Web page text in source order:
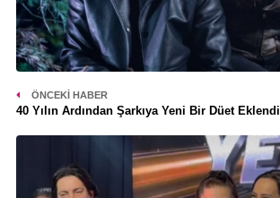
ÖNCEKI HABER
40 Yılın Ardından Şarkıya Yeni Bir Düet Eklendi